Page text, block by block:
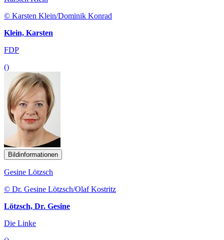
© Karsten Klein/Dominik Konrad
Klein, Karsten
FDP
()
Bildinformationen
Gesine Lötzsch
© Dr. Gesine Lötzsch/Olaf Kostritz
Lötzsch, Dr. Gesine
Die Linke